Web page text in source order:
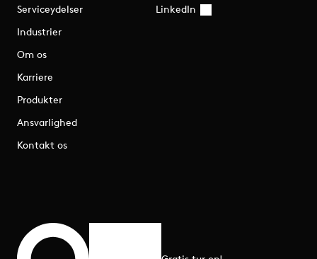
Serviceydelser
Industrier
Om os
Karriere
Produkter
Ansvarlighed
Kontakt os
LinkedIn